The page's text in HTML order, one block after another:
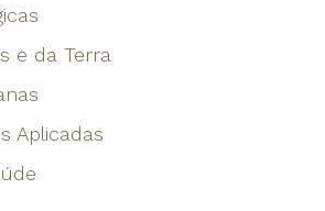
e da Terra
Aplicadas